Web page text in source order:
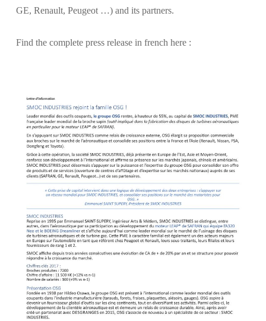
GE, Renault, Peugeot …) and its partners.
Find the complete press release in french here :